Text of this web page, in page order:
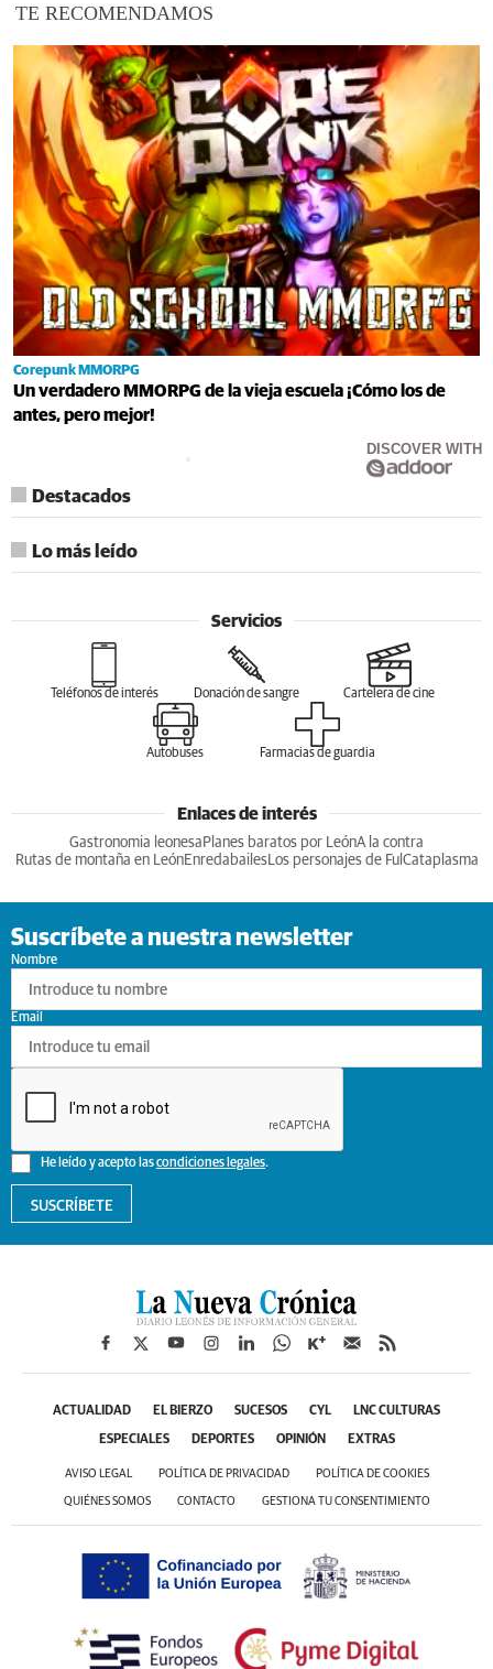
TE RECOMENDAMOS
Corepunk MMORPG
Un verdadero MMORPG de la vieja escuela ¡Cómo los de
antes, pero mejor!
DISCOVER WITH
Destacados
Lo más leído
Servicios
Teléfonos de interés Donación de sangre Cartelera de cine
Autobuses Farmacias de guardia
Enlaces de interés
Gastronomia leonesa Planes baratos por LeónA la contra
Rutas de montaña en LeónEnredabailesLos personajes de Ful Cataplasma
Suscríbete a nuestra newsletter
Nombre
He leído y acepto lascondiciones legales.
Email
SUSCRÍBETE
ACTUALIDAD EL BIERZO SUCESOS CYL LNC CULTURAS
ESPECIALES DEPORTES OPINIÓN EXTRAS
AVISO LEGAL POLÍTICA DE PRIVACIDAD POLÍTICA DE COOKIES
QUIÉNES SOMOS CONTACTO GESTIONA TU CONSENTIMIENTO